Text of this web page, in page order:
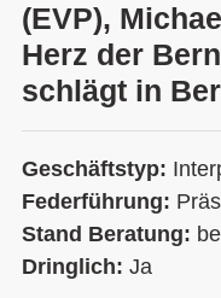
(EVP),
Herz der
schlägt in
Geschäftstyp:
Federführung:
Stand Beratung:
Dringlich: Ja